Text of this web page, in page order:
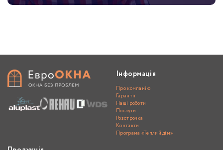
Інформація
Про компанію
Гарантії
Наші роботи
Послуги
Розстрочка
Контакти
Програма «Теплий дім»